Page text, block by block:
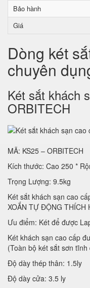
Bảo hành
Giá
Dòng két
chuyên
Két sắt khách
ORBITECH
MÃ: KS25 – ORBITECH
Kích thước: Cao 250 *
Trọng Lượng: 9.5kg
Két sắt khách sạn cao
XOẮN TỰ ĐỘNG THÍCH
Ưu điểm: Két để được
Két khách sạn cao cấp
(Toàn bộ két sắt sơn
Độ dày thép thân: 1.5ly
Độ dày cửa: 3.5 ly